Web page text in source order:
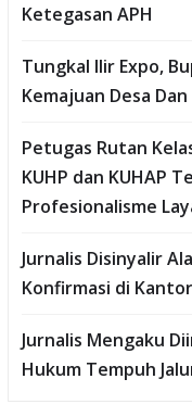
Ketegasan APH
Tungkal Ilir Expo,
Kemajuan Desa
Petugas Rutan
KUHP dan KUHAP
Profesionalisme
Jurnalis Disinyalir
Konfirmasi di
Jurnalis Mengaku
Hukum Tempuh